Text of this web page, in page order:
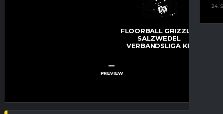
24.
FLOORBALL GRIZZLYS
SALZWEDEL
VERBANDSLIGA KF
–
PREVIEW